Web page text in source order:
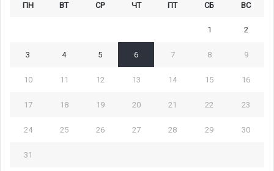
ПН ВТ СР ЧТ ПТ СБ ВС
1 2
3 4 5 6 7 8 9
10 11 12 13 14 15 16
17 18 19 20 21 22 23
24 25 26 27 28 29 30
31